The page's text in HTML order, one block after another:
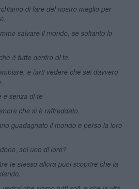
di fare del nostro meglio per
salvare il mondo, se soltanto lo
è tutto dentro di te.
e farti vedere che sei davvero
e senza di te
che si è raffreddato.
guadagnato il mondo e perso la loro
sei uno di loro?
te stesso allora puoi scoprire che la